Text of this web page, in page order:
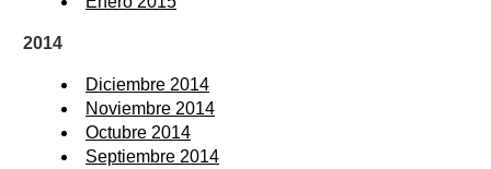
2014
Diciembre 2014
Noviembre 2014
Octubre 2014
Septiembre 2014